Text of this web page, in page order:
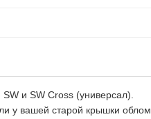
и SW Cross (универсал).
вашей старой крышки